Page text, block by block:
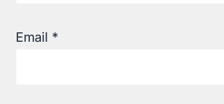
Email *